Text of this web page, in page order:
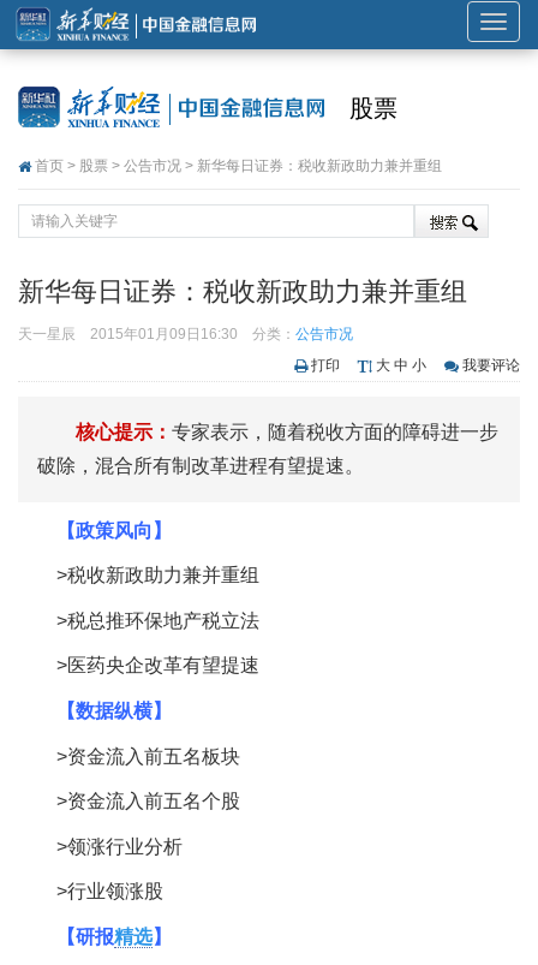
展
开
股票
首页 > 股票 > 公告市况 > 新华每日证券：税收新政助力兼并重组
新华每日证券：税收新政助力兼并重组
天一星辰 2015年01月09日16:30 分类： 公告市况
打印
大 中 小 我要评论
核心提示： 专家表示，随着税收方面的障碍进一步
破除，混合所有制改革进程有望提速。
【政策风向】
>税收新政助力兼并重组
>税总推环保地产税立法
>医药央企改革有望提速
【数据纵横】
>资金流入前五名板块
>资金流入前五名个股
>领涨行业分析
>行业领涨股
【研报精选】